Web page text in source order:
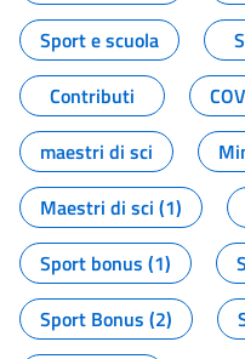
Sport e scuola
Contributi
maestri di sci
Maestri di sci (1)
Sport bonus (1)
Sport Bonus (2)